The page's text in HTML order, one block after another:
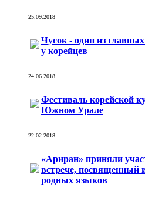
25.09.2018
Чусок - один из
у корейцев
24.06.2018
Фестиваль корейской
Южном Урале
22.02.2018
«Ариран» приняли
встрече, посвященный
родных языков